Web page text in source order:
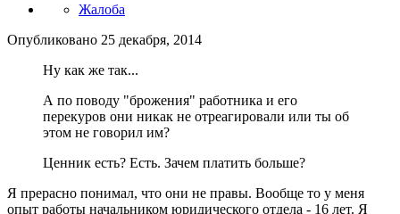
Жалоба
Опубликовано 25 декабря, 2014
Ну как же так...
А по поводу "брожения" работника и его
перекуров они никак не отреагировали или ты об
этом не говорил им?
Ценник есть? Есть. Зачем платить больше?
Я прерасно понимал, что они не правы. Вообще то у меня
опыт работы начальником юридического отдела - 16 лет. Я